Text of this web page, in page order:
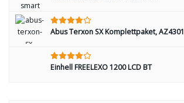
Abus Terxon SX Komplettpaket, AZ4301
Einhell FREELEXO 1200 LCD BT